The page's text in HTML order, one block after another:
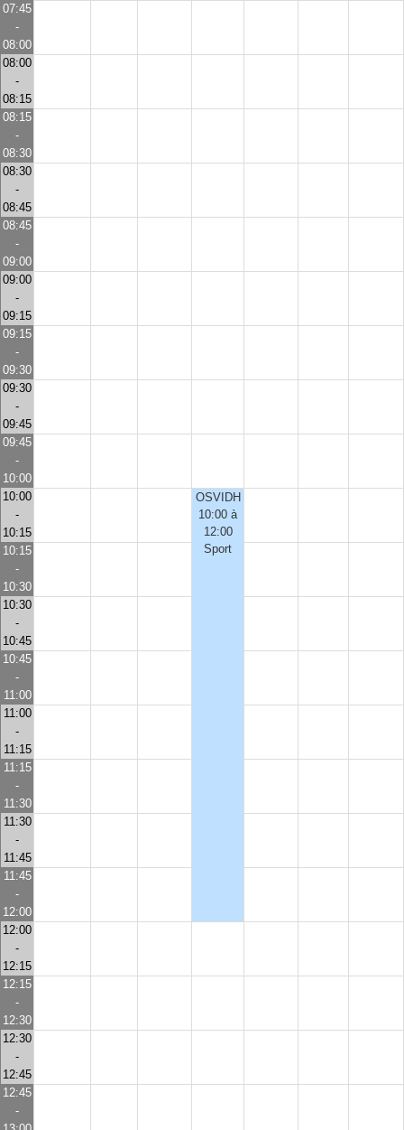
07:45
-
08:00
08:00
-
08:15
08:15
-
08:30
08:30
-
08:45
08:45
-
09:00
09:00
-
09:15
09:15
-
09:30
09:30
-
09:45
09:45
-
10:00
10:00
-
10:15
OSVIDH
10:00 à
12:00
Sport
10:15
-
10:30
10:30
-
10:45
10:45
-
11:00
11:00
-
11:15
11:15
-
11:30
11:30
-
11:45
11:45
-
12:00
12:00
-
12:15
12:15
-
12:30
12:30
-
12:45
12:45
-